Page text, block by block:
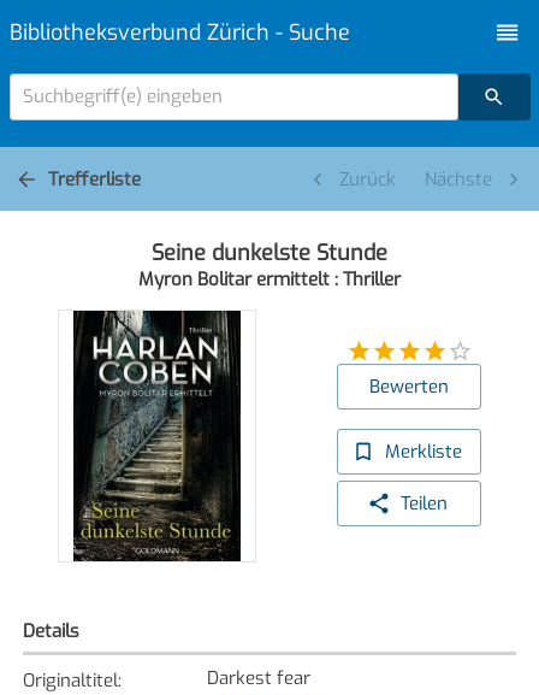
Bibliotheksverbund Zürich - Suche
Suchbegriff(e) eingeben
Trefferliste Zurück Nächste
Seine dunkelste Stunde
Myron Bolitar ermittelt : Thriller
Bewerten
Merkliste
Teilen
Details
Originaltitel:
Darkest fear